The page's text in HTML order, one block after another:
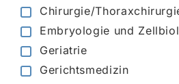
Chirurgie/
Embryologie und
Geriatrie
Gerichtsmedizin